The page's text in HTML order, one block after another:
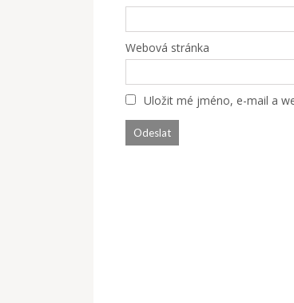
Webová stránka
Uložit mé jméno, e-mail a